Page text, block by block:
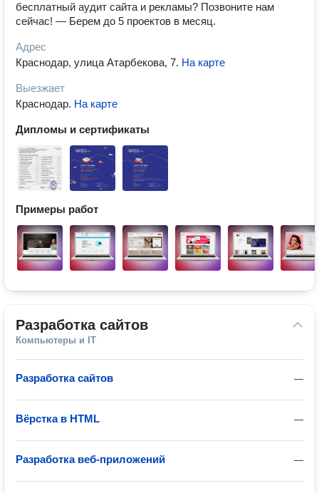
бесплатный аудит сайта и рекламы? Позвоните нам
сейчас! — Берем до 5 проектов в месяц.
Адрес
Краснодар, улица Атарбекова, 7. На карте
Выезжает
Краснодар. На карте
Дипломы и сертификаты
Примеры работ
Разработка сайтов
Компьютеры и IT
—
Разработка сайтов
—
Вёрстка в HTML
—
Разработка веб-приложений